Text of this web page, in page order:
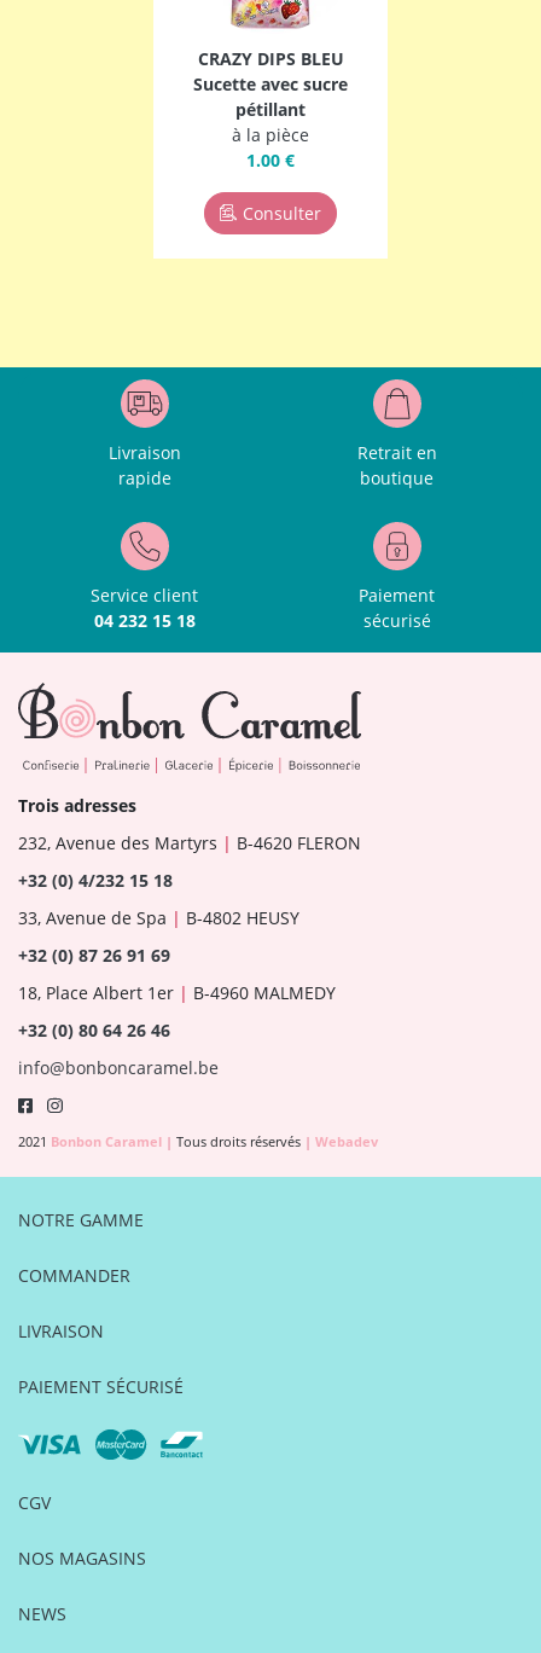
CRAZY DIPS BLEU
Sucette avec sucre
pétillant
à la pièce
1.00 €
Consulter
Livraison
rapide
Retrait en
boutique
Service client
04 232 15 18
Paiement
sécurisé
Trois adresses
232, Avenue des Martyrs | B-4620 FLERON
+32 (0) 4/232 15 18
33, Avenue de Spa | B-4802 HEUSY
+32 (0) 87 26 91 69
18, Place Albert 1er | B-4960 MALMEDY
+32 (0) 80 64 26 46
info@bonboncaramel.be
2021 Bonbon Caramel | Tous droits réservés | Webadev
NOTRE GAMME
COMMANDER
LIVRAISON
PAIEMENT SÉCURISÉ
CGV
NOS MAGASINS
NEWS